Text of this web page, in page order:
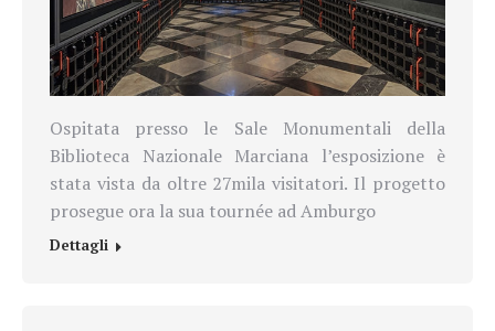
Ospitata presso le Sale Monumentali della
Biblioteca Nazionale Marciana l’esposizione è
stata vista da oltre 27mila visitatori. Il progetto
prosegue ora la sua tournée ad Amburgo
Dettagli